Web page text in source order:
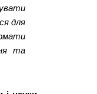
для
та